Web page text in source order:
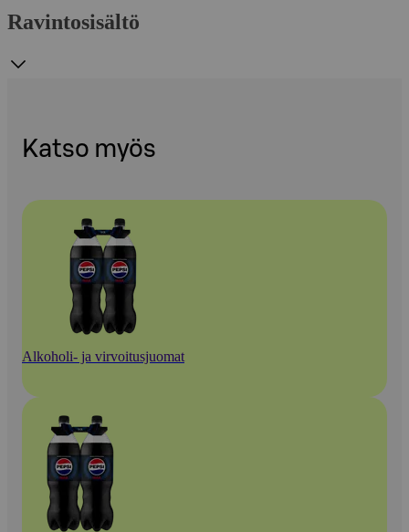
Ravintosisältö
Katso myös
Alkoholi- ja virvoitusjuomat